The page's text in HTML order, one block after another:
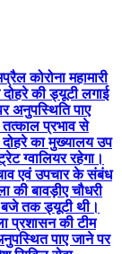
कोरोना महामारी
की ड्यूटी लगाई
अनुपस्थिति पाए
प्रभाव से
का मुख्यालय उप
ग्वालियर रहेगा।
एवं उपचार के संबंध
की बावड़ीए चौधरी
बजे तक ड्यूटी थी।
प्रशासन की टीम
पाए जाने पर